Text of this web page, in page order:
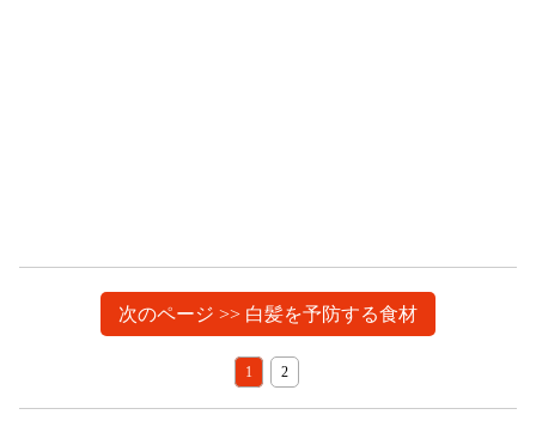
次のページ >> 白髪を予防する食材
1 2